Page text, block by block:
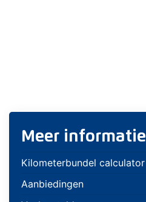
Meer informatie
Kilometerbundel calculator
Aanbiedingen